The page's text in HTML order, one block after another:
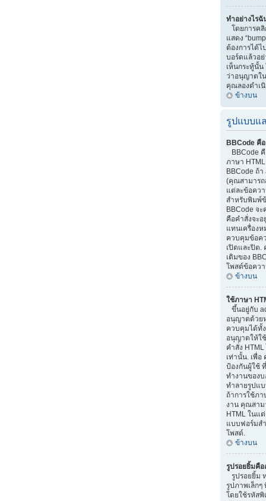
ทำอย่างไรฉั
โดยการคลิ
แสดง
ต้องการได้
บอร์ดแล้วอ
เห็นกระทู้นั้
ว่าอนุญาตใ
คุณลองดำเ
ข้างบน
รูปแบบแ
BBCode คือ
BBCode
ภาษา
BBCode ถ้
(คุณสามารถ
แต่ละข้อคว
สำหรับพิมพ์
BBCode จ
คือคำสั่งจะอ
แทนเครื่องห
ควบคุมข้อค
เปิดและปิด.
เติมของ
โพสต์ข้อคว
ข้างบน
ใช้ภาษา
ขึ้นอยู่กับ
อนุญาตด้วย
ควบคุมได้ทั้
อนุญาตให้ใ
คำสั่ง
เท่านั้น. เพื่
ป้องกันผู้ใช้
ทำงานของ
ทำลายรูปแ
ถ้าการใช้ภา
งาน คุณสาม
HTML ในแ
แบบฟอร์มส
โพสต์.
ข้างบน
รูปรอยยิ้มคือ
รูปรอยยิ้ม
รูปภาพเล็ก
โดยใช้รหัสพิ